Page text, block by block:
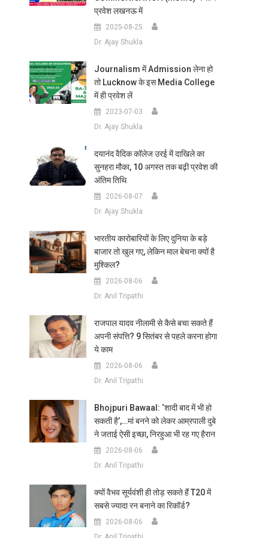
प्रवेश लखनऊ में
2025-08-25
Dr. Ajay Shukla
Journalism में Admission लेना हो
तो Lucknow के इस Media College
में ही प्रवेश लें
2023-07-03
Dr. Ajay Shukla
दयानंद वैदिक कॉलेज उरई में दाखिले का
सुनहरा मौका, 10 अगस्त तक बढ़ी प्रवेश की
अंतिम तिथि
2026-08-07
Dr. Ajay Shukla
भारतीय कारोबारियों के लिए दुनिया के बड़े
बाजार तो खुल गए, लेकिन माल बेचना क्यों है
मुश्किल?
2026-08-06
Dr. Anil Tripathi
राजपाल यादव नीलामी से कैसे बचा सकते हैं
अपनी संपत्ति? 9 सितंबर से पहले करना होगा
ये काम
2026-08-06
Dr. Anil Tripathi
Bhojpuri Bawaal: ‘शादी बाद में भी हो
सकती है’,…मां बनने को लेकर आम्रपाली दुबे
ने जताई ऐसी इच्छा, निरहुआ भी रह गए हैरान
2026-08-06
Dr. Anil Tripathi
क्यों वैभव सूर्यवंशी ही तोड़ सकते हैं T20 में
सबसे ज्यादा रन बनाने का रिकॉर्ड?
2026-08-06